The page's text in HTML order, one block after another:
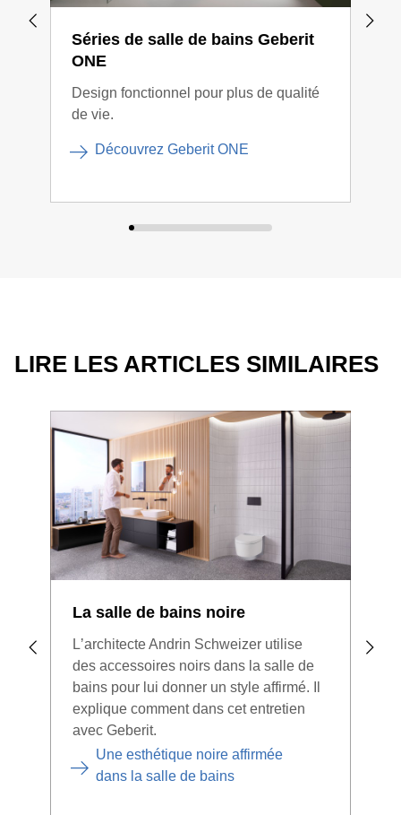
Séries de salle de bains Geberit
ONE
Design fonctionnel pour plus de qualité
de vie.
Découvrez Geberit ONE
LIRE LES ARTICLES SIMILAIRES
La salle de bains noire
Lʼarchitecte Andrin Schweizer utilise
des accessoires noirs dans la salle de
bains pour lui donner un style affirmé. Il
explique comment dans cet entretien
avec Geberit.
Une esthétique noire affirmée
dans la salle de bains